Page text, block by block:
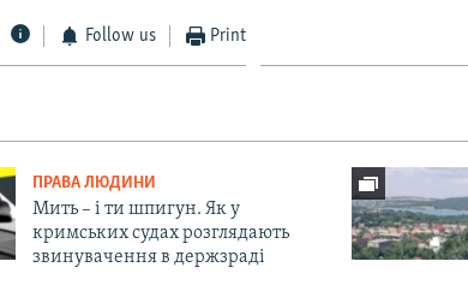
Follow us Print
ПРАВА ЛЮДИНИ
Мить – і ти шпигун. Як у
кримських судах розглядають
звинувачення в держзраді